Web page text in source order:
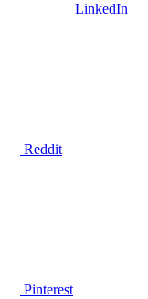
LinkedIn
Reddit
Pinterest